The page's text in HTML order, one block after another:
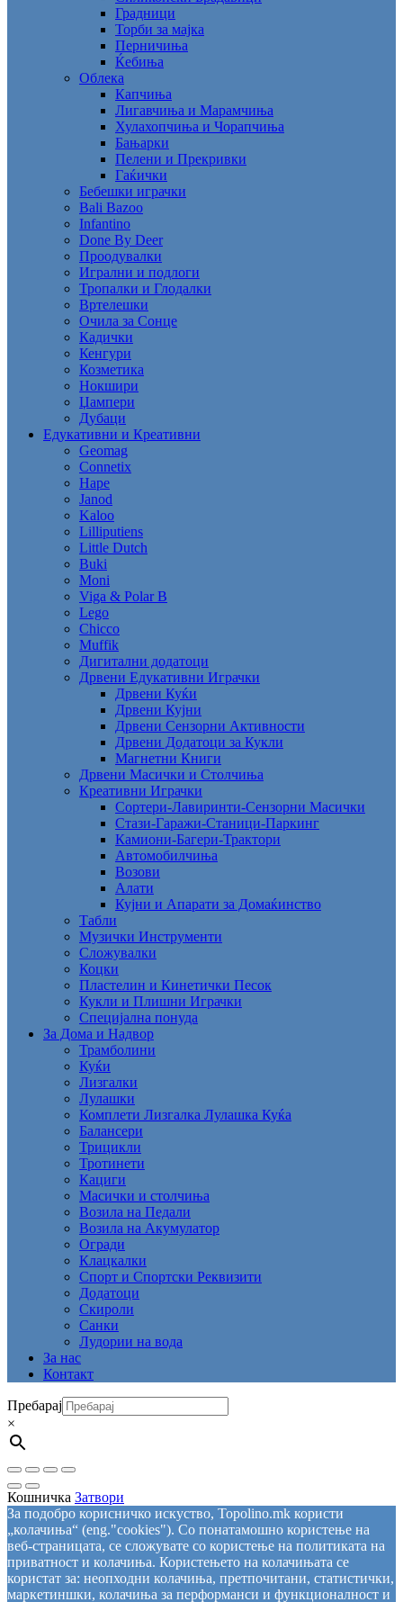
Градници
Торби за мајка
Перничиња
Ќебиња
Облека
Капчиња
Лигавчиња и Марамчиња
Хулахопчиња и Чорапчиња
Бањарки
Пелени и Прекривки
Гаќички
Бебешки играчки
Bali Bazoo
Infantino
Done By Deer
Проодувалки
Игрални и подлоги
Тропалки и Глодалки
Вртелешки
Очила за Сонце
Кадички
Кенгури
Козметика
Нокшири
Џампери
Дубаци
Едукативни и Креативни
Geomag
Connetix
Hape
Janod
Kaloo
Lilliputiens
Little Dutch
Buki
Moni
Viga & Polar B
Lego
Chicco
Muffik
Дигитални додатоци
Дрвени Едукативни Играчки
Дрвени Куќи
Дрвени Кујни
Дрвени Сензорни Активности
Дрвени Додатоци за Кукли
Магнетни Книги
Дрвени Масички и Столчиња
Креативни Играчки
Сортери-Лавиринти-Сензорни Масички
Стази-Гаражи-Станици-Паркинг
Камиони-Багери-Трактори
Автомобилчиња
Возови
Алати
Кујни и Апарати за Домаќинство
Табли
Музички Инструменти
Сложувалки
Коцки
Пластелин и Кинетички Песок
Кукли и Плишни Играчки
Специјална понуда
За Дома и Надвор
Трамболини
Куќи
Лизгалки
Лулашки
Комплети Лизгалка Лулашка Куќа
Балансери
Трицикли
Тротинети
Кациги
Mасички и столчиња
Возила на Педали
Возила на Акумулатор
Огради
Клацкалки
Спорт и Спортски Реквизити
Додатоци
Скироли
Санки
Лудории на вода
За нас
Контакт
Пребарај
×
Кошничка Затвори
За подобро корисничко искуство, Topolino.mk користи
„колачиња“ (eng."cookies"). Со понатамошно користење на
веб-страницата, се сложувате со користење на политиката на
приватност и колачиња. Користењето на колачињата се
користат за: неопходни колачиња, претпочитани, статистички,
маркетиншки, колачиња за перформанси и функционалност и